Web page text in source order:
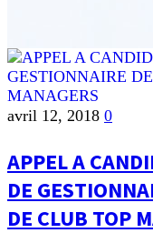
avril 12, 2018 0
APPEL A
DE
DE CLUB TOP